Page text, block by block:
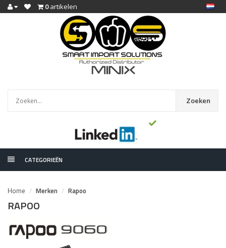
0artikelen
Zoeken
CATEGORIEËN
Home Merken Rapoo
RAPOO